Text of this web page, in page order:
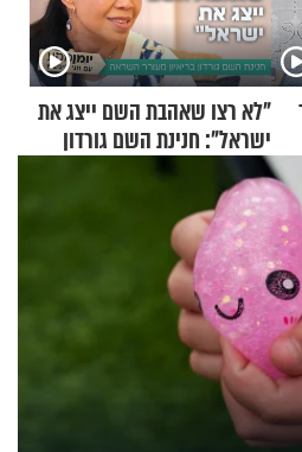
"לא רצו שאהבת השם ייצג את
ישראל": חנינת השם גורדון
בריאיון מעורר השראה